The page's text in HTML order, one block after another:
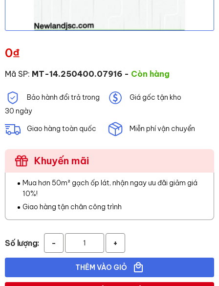
0₫
Mã SP: MT-14.250400.07916 - Còn hàng
Bảo hành đổi trả trong
30 ngày
Giá gốc tận kho
Giao hàng toàn quốc Miễn phí vận chuyển
Khuyến mãi
Mua hơn 50m² gạch ốp lát, nhận ngay ưu đãi giảm giá
10%!
Giao hàng tận chân công trình
Số lượng: - +
THÊM VÀO GIỎ